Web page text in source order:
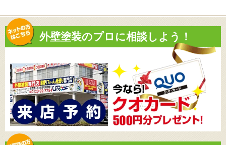
外壁塗装のプロに相談しよう！